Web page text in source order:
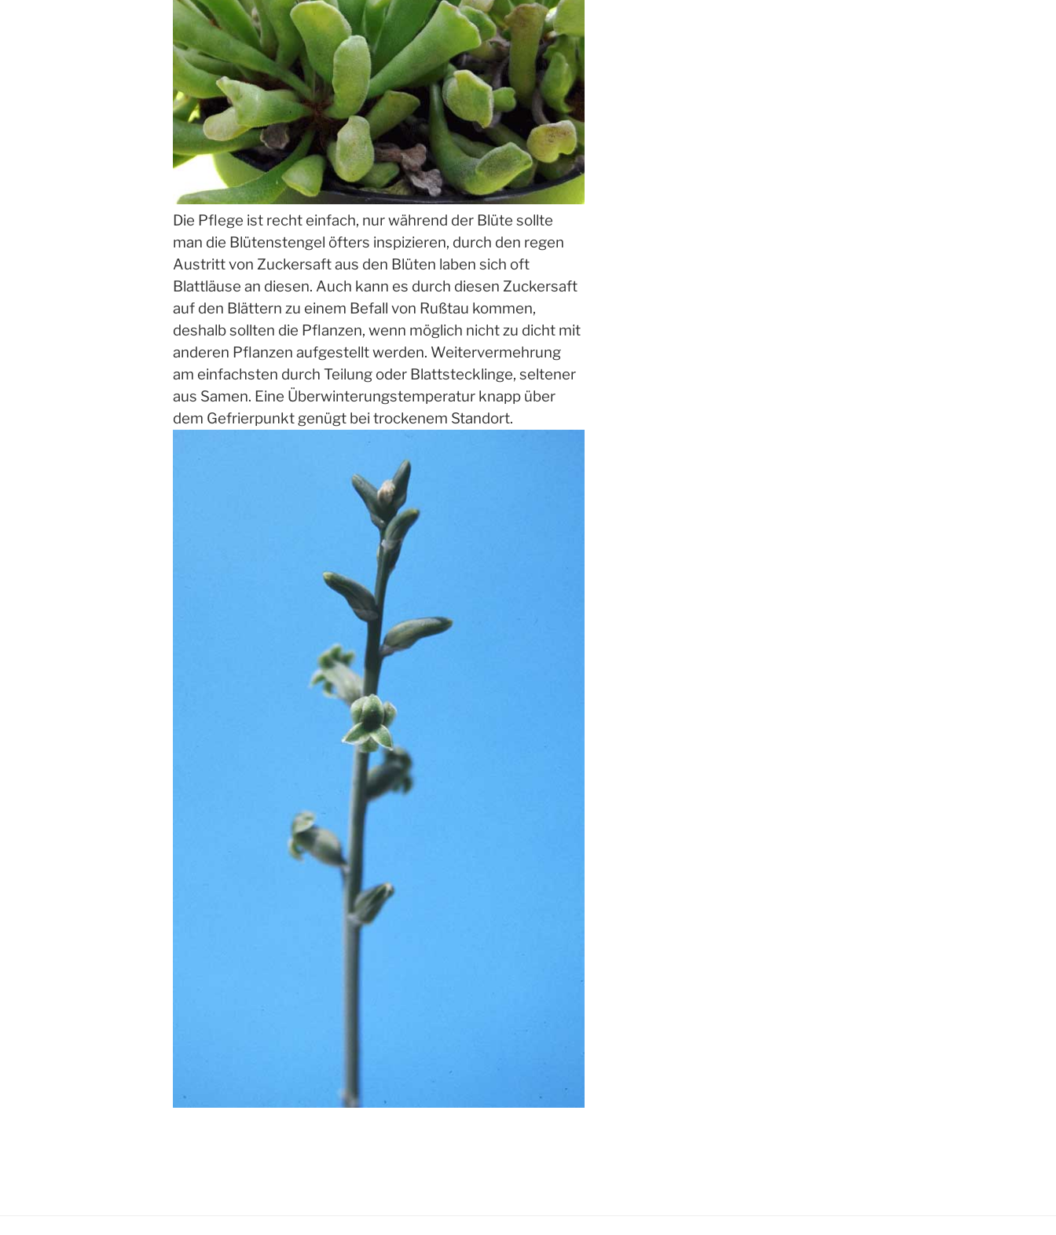
Die Pflege ist recht einfach, nur während der Blüte sollte
man die Blütenstengel öfters inspizieren, durch den regen
Austritt von Zuckersaft aus den Blüten laben sich oft
Blattläuse an diesen. Auch kann es durch diesen Zuckersaft
auf den Blättern zu einem Befall von Rußtau kommen,
deshalb sollten die Pflanzen, wenn möglich nicht zu dicht mit
anderen Pflanzen aufgestellt werden. Weitervermehrung
am einfachsten durch Teilung oder Blattstecklinge, seltener
aus Samen. Eine Überwinterungstemperatur knapp über
dem Gefrierpunkt genügt bei trockenem Standort.